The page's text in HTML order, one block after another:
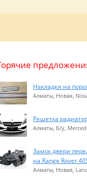
Накладки на
Алматы, Новая,
Решетка
Алматы, Б/у,
Замок двери
на Range Rover
Алматы, Новая,